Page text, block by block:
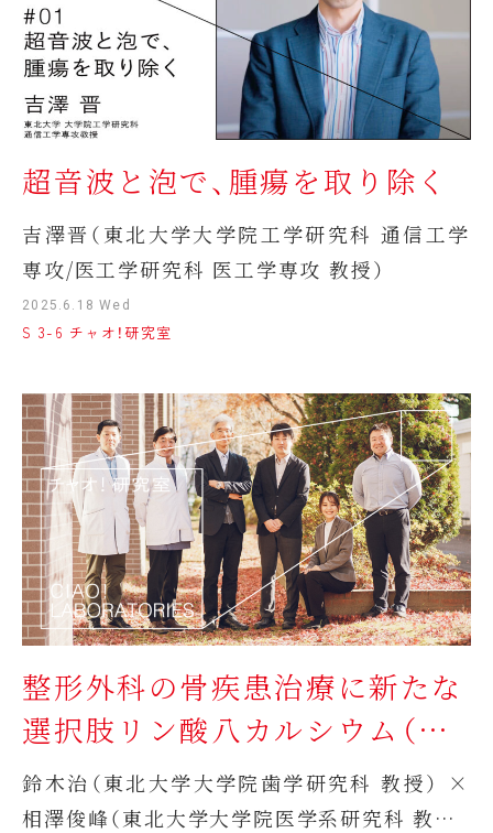
超音波と泡で、腫瘍を取り除く
吉澤晋（東北大学大学院工学研究科 通信工学
専攻/医工学研究科 医工学専攻 教授）
2025.6.18 Wed
S 3-6 チャオ！研究室
整形外科の骨疾患治療に新たな
選択肢リン酸八カルシウム（
OCP）骨補填材が実用化へ
鈴木治（東北大学大学院歯学研究科 教授） ×
相澤俊峰（東北大学大学院医学系研究科 教授）